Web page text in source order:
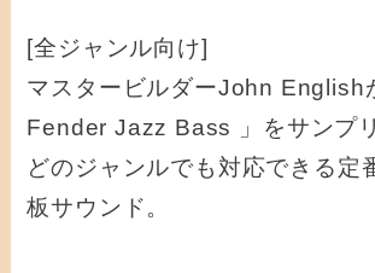
[全ジャンル向け]
マスタービルダーJohn English
Fender Jazz Bass 」をサンプ
どのジャンルでも対応できる定
板サウンド。